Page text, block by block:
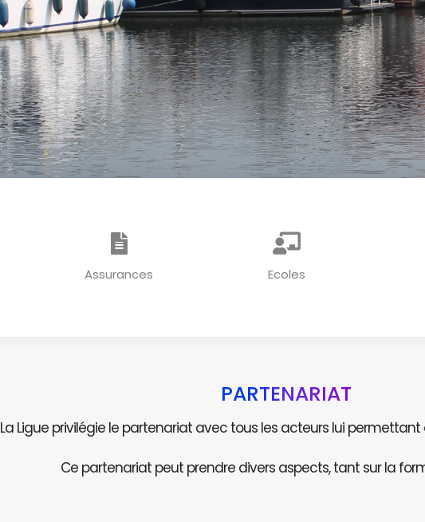
Assurances Ecoles
PARTENARIAT
La Ligue privilégie le partenariat avec tous les acteurs lui
Ce partenariat peut prendre divers aspects, tant sur la